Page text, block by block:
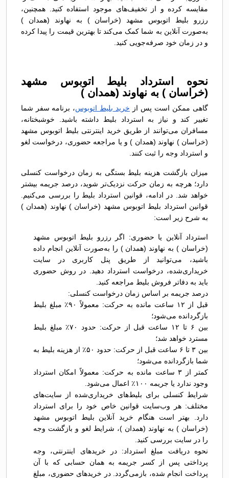
مقایسه کرده و از تخفیف‌های موجود استفاده کنید. همچنین،
رزرو بلیط اتوبوس مشهد (خراسان ) به نهاوند (همدان )
به‌صورت آنلاین به شما کمک می‌کند تا بهترین قیمت را پیدا کرده
و در زمان خود صرفه‌جویی کنید.
نحوه استرداد بلیط اتوبوس مشهد
(خراسان ) به نهاوند (همدان )
گاهی ممکن است پس از خرید بلیط اتوبوس، برنامه سفر شما
تغییر کند و نیاز به استرداد بلیط داشته باشید. خوشبختانه،
مسافران می‌توانند از طریق خرید اینترنتی بلیط اتوبوس مشهد
(خراسان ) نهاوند (همدان ) و یا مراجعه حضوری، درخواست لغو
و استرداد وجه را ثبت کنند.
میزان بازگشت هزینه بلیط بستگی به زمان درخواست کنسلی
دارد؛ هرچه به زمان حرکت نزدیک‌تر شوید، درصد جریمه بیشتر
خواهد شد. در ادامه، قوانین استرداد بلیط را بررسی می‌کنیم.
قوانین استرداد بلیط اتوبوس مشهد (خراسان ) نهاوند (همدان )
به شرح زیر است:
استرداد آنلاین یا حضوری: اگر رزرو بلیط اتوبوس مشهد
(خراسان ) به نهاوند (همدان ) را به‌صورت آنلاین انجام داده
باشید، می‌توانید از طریق پنل کاربری در سایت
خریداری‌شده، درخواست استرداد دهید. در روش حضوری
باید به دفاتر فروش بلیط مراجعه کنید.
درصد جریمه بر اساس زمان درخواست کنسلی:
قبل از ۱۲ ساعت مانده به حرکت: معمولاً ۹۰٪ مبلغ بلیط
بازگردانده می‌شود؛
بین ۶ تا ۱۲ ساعت قبل از حرکت: حدود ۷۰٪ مبلغ بلیط
مسترد خواهد شد؛
بین ۳ تا ۶ ساعت قبل از حرکت: حدود ۵۰٪ از هزینه بلیط به
شما بازگردانده می‌شود؛
کمتر از ۳ ساعت مانده به حرکت: معمولاً امکان استرداد
وجود ندارد یا جریمه ۱۰۰٪ اعمال می‌شود.
شرایط کنسلی برای بلیط‌های خریداری‌شده از سایت‌های
مختلف: هر وب‌سایت قوانین خاص خود را برای استرداد
دارد. بهتر است هنگام خرید آنلاین بلیط اتوبوس مشهد
(خراسان ) به نهاوند (همدان )، شرایط لغو و بازگشت وجه
را در سایت بررسی کنید.
نحوه دریافت مبلغ استرداد: در خریدهای اینترنتی، وجه
پرداختی پس از کسر جریمه به همان حسابی که با آن
پرداخت انجام شده، بازمی‌گردد. در خریدهای حضوری، مبلغ